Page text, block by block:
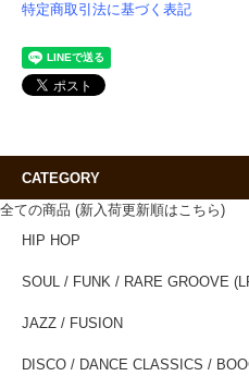
特定商取引法に基づく表記
CATEGORY
全ての商品 (新入荷更新順はこちら)
HIP HOP
SOUL / FUNK / RARE GROOVE
JAZZ / FUSION
DISCO / DANCE CLASSICS /